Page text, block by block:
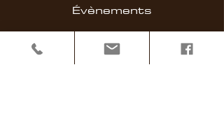
​Évènements
Vidéo & Playlist